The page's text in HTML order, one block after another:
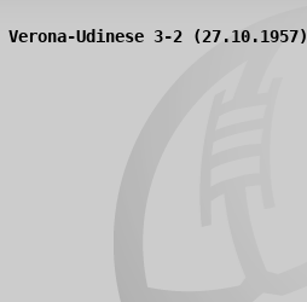
Verona-Udinese 3-2 (27.10.1957)